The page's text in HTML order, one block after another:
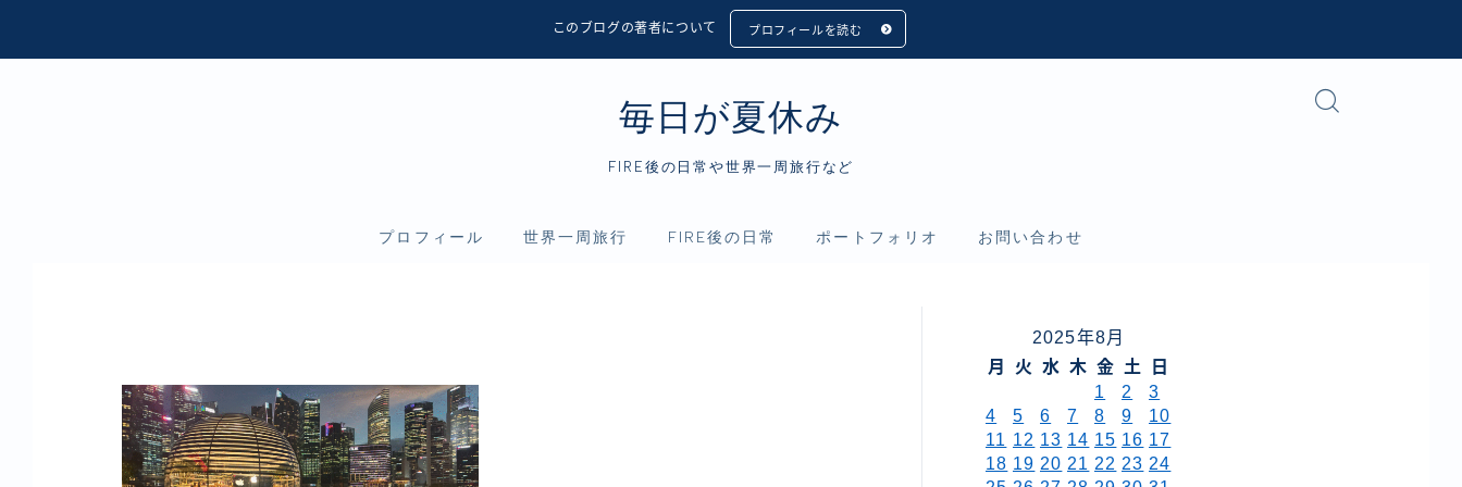
このブログの著者について プロフィールを読む
毎日が夏休み
FIRE後の日常や世界一周旅行など
プロフィール 世界一周旅行 FIRE後の日常 ポートフォリオ お問い合わせ
2025年8月
月
火 水 木 金 土
日
1
2
3
4
5 6 7 8 9
10
11 12 13 14 15 16 17
18 19 20 21 22 23 24